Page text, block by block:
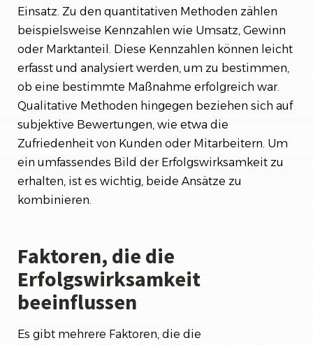
Einsatz. Zu den quantitativen Methoden zählen
beispielsweise Kennzahlen wie Umsatz, Gewinn
oder Marktanteil. Diese Kennzahlen können leicht
erfasst und analysiert werden, um zu bestimmen,
ob eine bestimmte Maßnahme erfolgreich war.
Qualitative Methoden hingegen beziehen sich auf
subjektive Bewertungen, wie etwa die
Zufriedenheit von Kunden oder Mitarbeitern. Um
ein umfassendes Bild der Erfolgswirksamkeit zu
erhalten, ist es wichtig, beide Ansätze zu
kombinieren.
Faktoren, die die
Erfolgswirksamkeit
beeinflussen
Es gibt mehrere Faktoren, die die